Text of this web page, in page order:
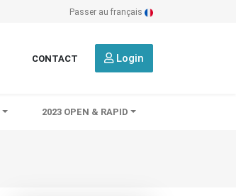
Passer au français
CONTACT Login
2023 OPEN & RAPID